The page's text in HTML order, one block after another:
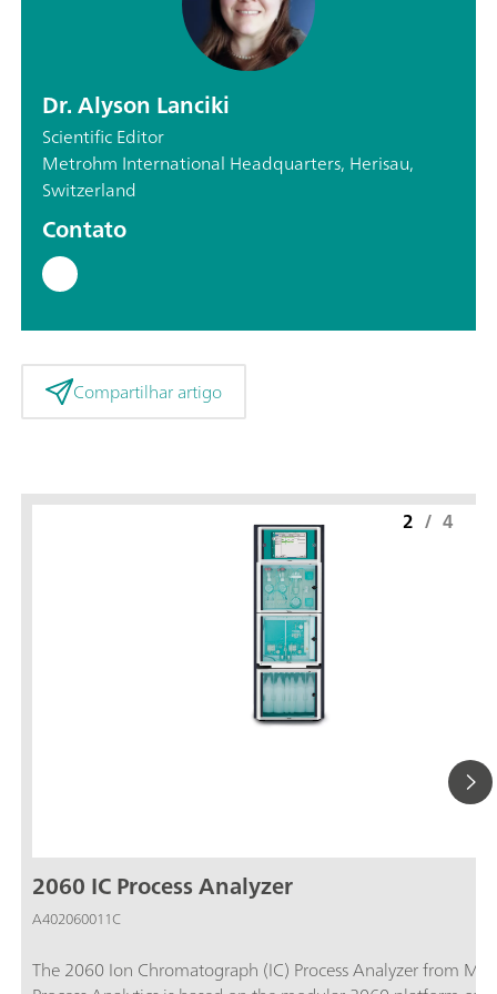
Dr. Alyson Lanciki
Scientific Editor
Metrohm International Headquarters, Herisau,
Switzerland
Contato
Compartilhar artigo
2060 IC Process Analyzer
A402060011C
The 2060 Ion Chromatograph (IC) Process Analyzer from
2 / 4